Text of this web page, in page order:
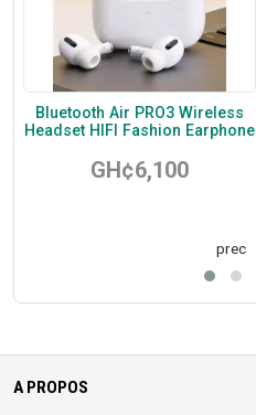
Bluetooth Air PRO3 Wireless
Headset HIFI Fashion Earphone
GH¢6,100
prec
A PROPOS